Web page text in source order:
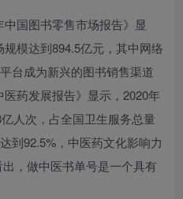
国图书零售市场报告》显
模达到894.5亿元，其中网络
台成为新兴的图书销售渠道
药发展报告》显示，2020年
人次，占全国卫生服务总量
到92.5%，中医药文化影响力
，做中医书单号是一个具有